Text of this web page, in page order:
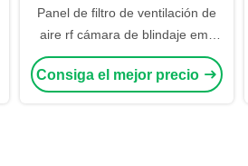
Panel de filtro de ventilación de
aire rf cámara de blindaje emc
cámara anécona emc
Consiga el mejor precio